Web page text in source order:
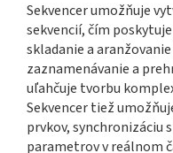
Sekvencer umožňuje
sekvencií, čím
skladanie a
zaznamenávanie a
uľahčuje tvorbu
Sekvencer tiež
prvkov, synchronizáciu
parametrov v reálnom